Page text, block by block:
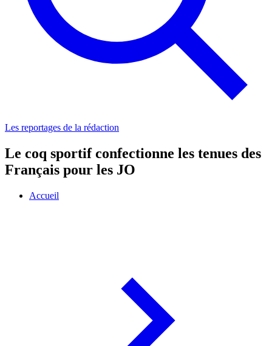
Les reportages de la rédaction
Le coq sportif confectionne les tenues des
Français pour les JO
Accueil